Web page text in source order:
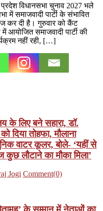
प्रदेश विधानसभा चुनाव 2027 भले
में समाजवादी पार्टी के संभावित
कर दी है। गुरुवार को कैंट
आयोजित समाजवादी पार्टी की
नहीं रही, […]
के लिए बने सहारा, डॉ.
दिया तोहफा, मौलाना
वाटर कूलर, बोले- ‘यहीं से
लौटाने का मौका मिला’
Jogi Comment(0)